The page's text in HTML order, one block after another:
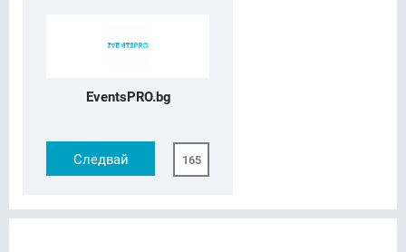
EventsPRO.bg
Следвай 165